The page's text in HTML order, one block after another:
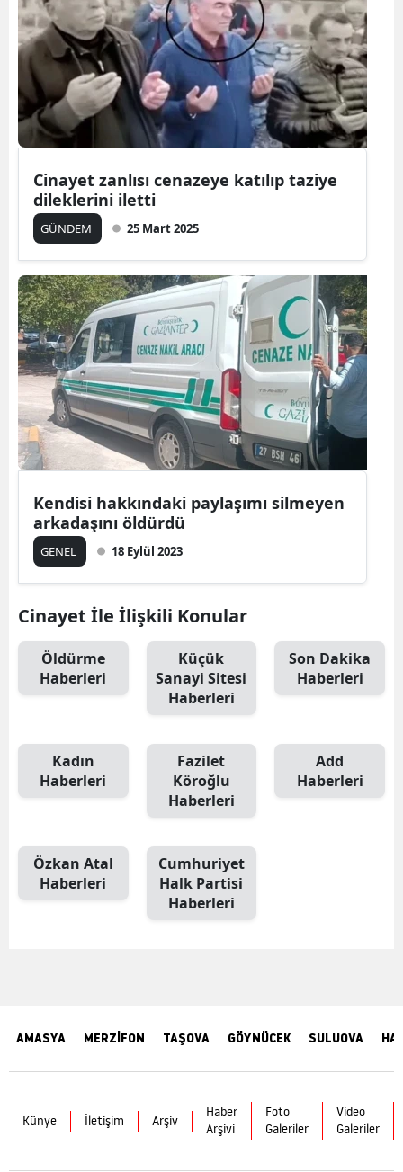
Cinayet zanlısı cenazeye katılıp taziye
dileklerini iletti
GÜNDEM 25 Mart 2025
Kendisi hakkındaki paylaşımı silmeyen
arkadaşını öldürdü
GENEL 18 Eylül 2023
Cinayet İle İlişkili Konular
Öldürme
Haberleri
Küçük
Sanayi Sitesi
Haberleri
Son Dakika
Haberleri
Kadın
Haberleri
Fazilet
Köroğlu
Haberleri
Add
Haberleri
Özkan Atal
Haberleri
Cumhuriyet
Halk Partisi
Haberleri
AMASYA MERZİFON TAŞOVA GÖYNÜCEK SULUOVA
Künye İletişim Arşiv
Haber
Arşivi
Foto
Galeriler
Video
Galeriler